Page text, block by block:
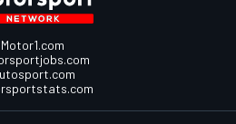
Motor1.com